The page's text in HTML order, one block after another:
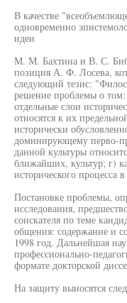
В качестве
одновременно
идеи
М. М. Бахтина и В. С.
позиция А. Ф. Лосева,
следующий тезис:
решение проблемы о том:
отдельные слои
относятся к их
исторически
доминирующему перво-
данной культуры
ближайших, культур; г)
исторического процесса
Постановке проблемы,
исследования,
соискателя по теме
общения: содержание и
1998 год. Дальнейшая
профессионально-
формате докторской
На защиту выносятся